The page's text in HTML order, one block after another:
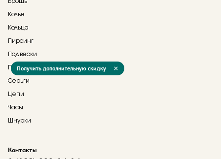
Колье
Кольца
Пирсинг
Подвески
Прочее
Серьги
Цепи
Часы
Шнурки
Контакты
Получить дополнительную скидку